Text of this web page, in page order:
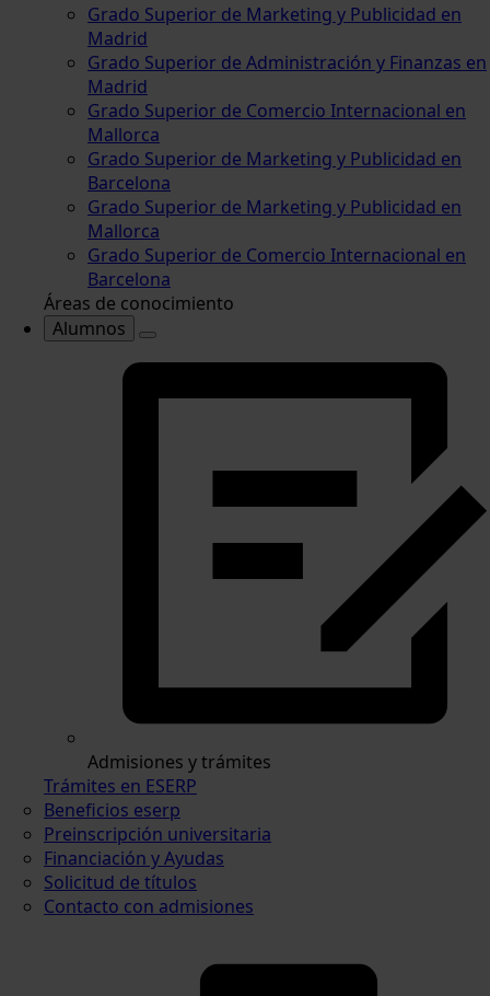
Grado Superior de Marketing y Publicidad en
Madrid
Grado Superior de Administración y Finanzas en
Madrid
Grado Superior de Comercio Internacional en
Mallorca
Grado Superior de Marketing y Publicidad en
Barcelona
Grado Superior de Marketing y Publicidad en
Mallorca
Grado Superior de Comercio Internacional en
Barcelona
Áreas de conocimiento
Alumnos
Admisiones y trámites
Trámites en ESERP
Beneficios eserp
Preinscripción universitaria
Financiación y Ayudas
Solicitud de títulos
Contacto con admisiones